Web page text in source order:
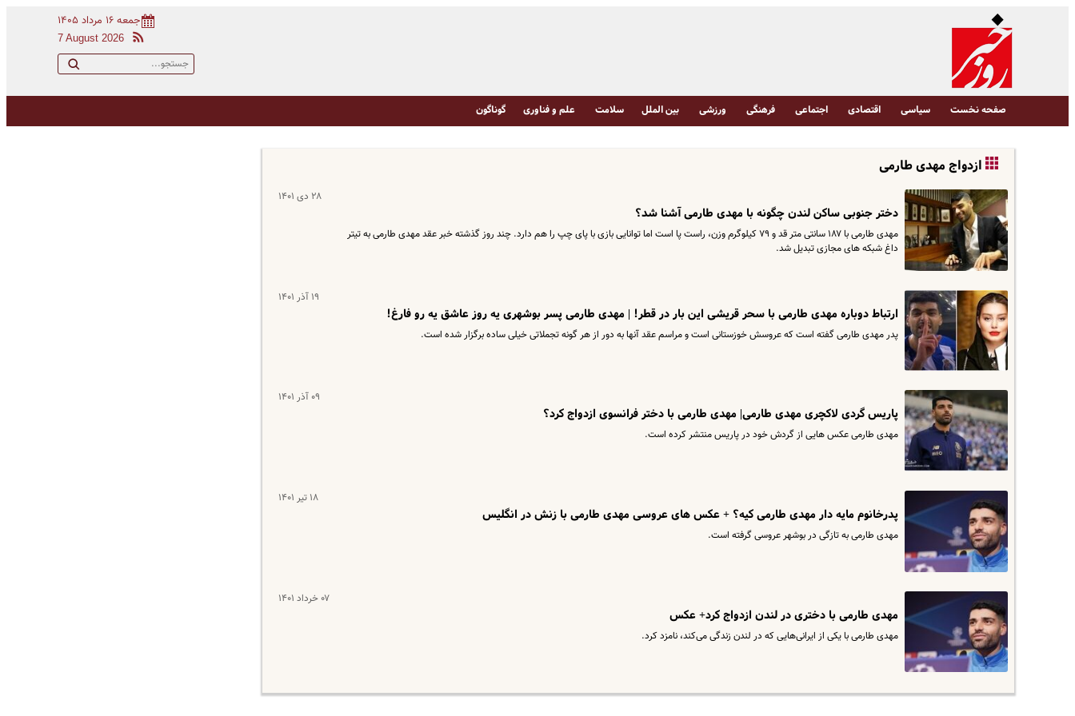
جمعه ۱۶ مرداد ۱۴۰۵
7 August 2026
صفحه نخست سیاسی اقتصادی اجتماعی فرهنگی ورزشی بین الملل سلامت علم و فناوری گوناگون
ازدواج مهدی طارمی
۲۸ دی ۱۴۰۱
دختر جنوبی ساکن لندن چگونه با مهدی طارمی آشنا شد؟
مهدی طارمی با ۱۸۷ سانتی متر قد و ۷۹ کیلوگرم وزن، راست پا است اما توانایی بازی با پای چپ را هم دارد. چند روز گذشته خبر عقد مهدی طارمی به تیتر
داغ شبکه های مجازی تبدیل شد.
۱۹ آذر ۱۴۰۱
ارتباط دوباره مهدی طارمی با سحر قریشی این بار در قطر! | مهدی طارمی پسر بوشهری یه روز عاشق یه رو فارغ!
پدر مهدی طارمی گفته است که عروسش خوزستانی است و مراسم عقد آنها به دور از هر گونه تجملاتی خیلی ساده برگزار شده است.
۰۹ آذر ۱۴۰۱
پاریس گردی لاکچری مهدی طارمی| مهدی طارمی با دختر فرانسوی ازدواج کرد؟
مهدی طارمی عکس هایی از گردش خود در پاریس منتشر کرده است.
۱۸ تیر ۱۴۰۱
پدرخانوم مایه دار مهدی طارمی کیه؟ + عکس های عروسی مهدی طارمی با زنش در انگلیس
مهدی طارمی به تازگی در بوشهر عروسی گرفته است.
۰۷ خرداد ۱۴۰۱
مهدی طارمی با دختری در لندن ازدواج کرد+ عکس
مهدی طارمی با یکی از ایرانی‌هایی که در لندن زندگی می‌کند، نامزد کرد.